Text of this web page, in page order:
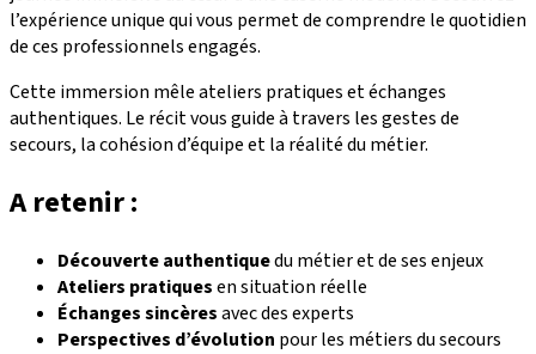
l’expérience unique qui vous permet de comprendre le quotidien
de ces professionnels engagés.
Cette immersion mêle ateliers pratiques et échanges
authentiques. Le récit vous guide à travers les gestes de
secours, la cohésion d’équipe et la réalité du métier.
A retenir :
Découverte authentiquedu métier et de ses enjeux
Ateliers pratiquesen situation réelle
Échanges sincèresavec des experts
Perspectives d’évolution pour les métiers du secours